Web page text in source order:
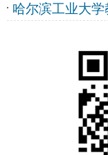
哈尔滨工业大学